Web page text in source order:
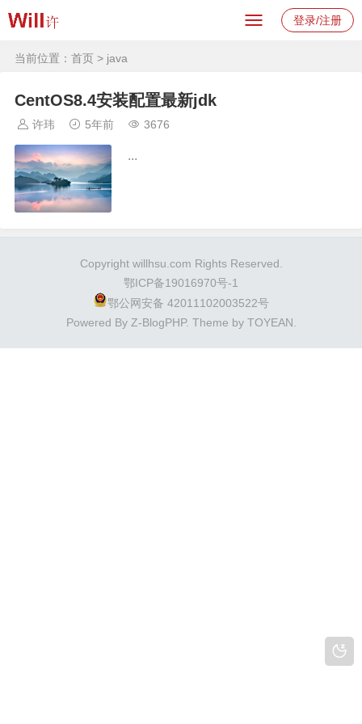
登录/注册
当前位置： 首页 > java
CentOS8.4安装配置最新jdk
许玮 5年前 3676
...
Copyright willhsu.com Rights Reserved.
鄂ICP备19016970号-1
鄂公网安备 42011102003522号
Powered By Z-BlogPHP. Theme by TOYEAN